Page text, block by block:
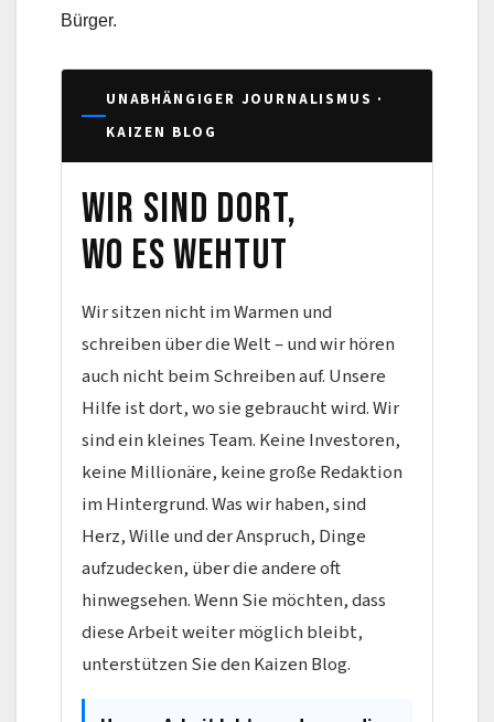
Bürger.
UNABHÄNGIGER JOURNALISMUS ·
KAIZEN BLOG
Wir sind dort,
wo es wehtut
Wir sitzen nicht im Warmen und
schreiben über die Welt – und wir hören
auch nicht beim Schreiben auf. Unsere
Hilfe ist dort, wo sie gebraucht wird. Wir
sind ein kleines Team. Keine Investoren,
keine Millionäre, keine große Redaktion
im Hintergrund. Was wir haben, sind
Herz, Wille und der Anspruch, Dinge
aufzudecken, über die andere oft
hinwegsehen. Wenn Sie möchten, dass
diese Arbeit weiter möglich bleibt,
unterstützen Sie den Kaizen Blog.